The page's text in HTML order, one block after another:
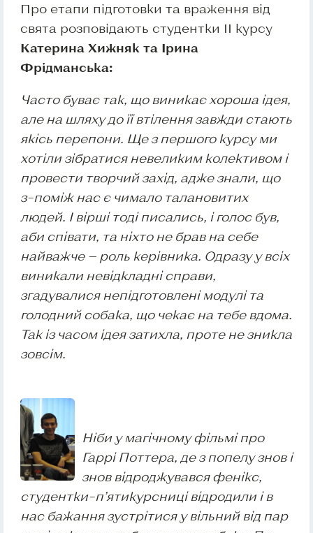
Про етапи підготовки та враження від
свята розповідають студентки ІІ курсу
Катерина Хижняк та Ірина
Фрідманська:
Часто буває так, що виникає хороша ідея,
але на шляху до її втілення завжди стають
якісь перепони. Ще з першого курсу ми
хотіли зібратися невеликим колективом і
провести творчий захід, адже знали, що
з–поміж нас є чимало талановитих
людей. І вірші тоді писались, і голос був,
аби співати, та ніхто не брав на себе
найважче — роль керівника. Одразу у всіх
виникали невідкладні справи,
згадувалися непідготовлені модулі та
голодний собака, що чекає на тебе вдома.
Так із часом ідея затихла, проте не зникла
зовсім.
Ніби у магічному фільмі про
Гаррі Поттера, де з попелу знов і
знов відроджувався фенікс,
студентки–п’ятикурсниці відродили і в
нас бажання зустрітися у вільний від пар